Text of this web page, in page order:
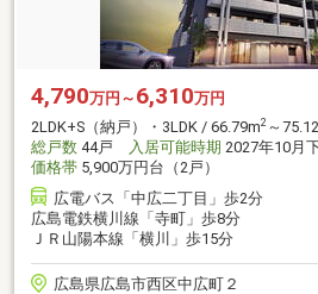
4,790万円～ 6,310万円
2LDK+S（納戸）・3LDK / 66.79m2 ～
総戸数 44戸 入居可能時期 2027年10月
価格帯 5,900万円台（2戸）
広電バス「中広二丁目」歩2分
広島電鉄横川線「寺町」歩8分
ＪＲ山陽本線「横川」歩15分
広島県広島市西区中広町２